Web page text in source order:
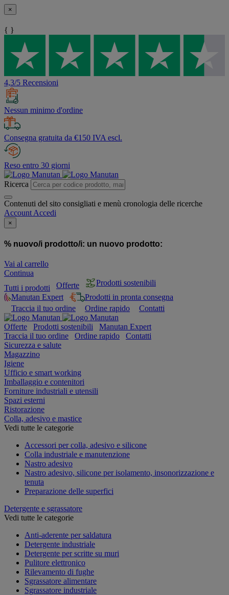
×
{ }
4,3/5 Recensioni
Nessun minimo d'ordine
Consegna gratuita da €150 IVA escl.
Reso entro 30 giorni
Ricerca
Contenuti del sito consigliati e menù cronologia delle ricerche
Account Accedi
×
% nuovo/i prodotto/i: un nuovo prodotto:
Vai al carrello
Continua
Tutti i prodotti
Offerte
Prodotti sostenibili
Manutan Expert
Prodotti in pronta consegna
Traccia il tuo ordine
Ordine rapido Contatti
Offerte Prodotti sostenibili
Manutan Expert
Traccia il tuo ordine
Ordine rapido
Contatti
Sicurezza e salute
Magazzino
Igiene
Ufficio e smart working
Imballaggio e contenitori
Forniture industriali e utensili
Spazi esterni
Ristorazione
Colla, adesivo e mastice
Vedi tutte le categorie
Accessori per colla, adesivo e silicone
Colla industriale e manutenzione
Nastro adesivo
Nastro adesivo, silicone per isolamento, insonorizzazione e
tenuta
Preparazione delle superfici
Detergente e sgrassatore
Vedi tutte le categorie
Anti-aderente per saldatura
Detergente industriale
Detergente per scritte su muri
Pulitore elettronico
Rilevamento di fughe
Sgrassatore alimentare
Sgrassatore industriale